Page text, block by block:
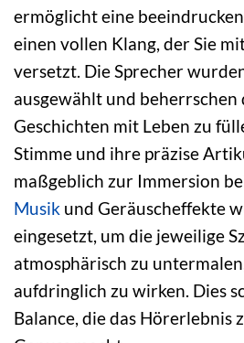
ermöglicht eine
einen vollen Klang, der Sie
versetzt. Die Sprecher
ausgewählt und beherrschen
Geschichten mit Leben zu
Stimme und ihre präzise
maßgeblich zur Immersion
Musik und Geräuscheffekte
eingesetzt, um die jeweilige
atmosphärisch zu
aufdringlich zu wirken. Dies
Balance, die das Hörerlebnis